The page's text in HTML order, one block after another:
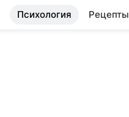
Психология Рецепты